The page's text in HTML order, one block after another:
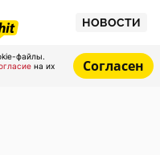
НОВОСТИ
файлы.
на их
Согласен